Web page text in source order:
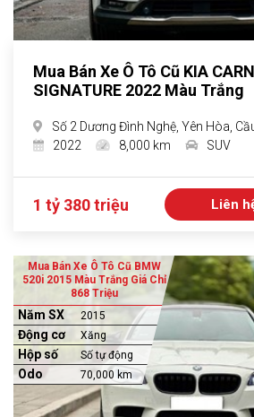
Mua Bán Xe Ô Tô Cũ KIA
SIGNATURE 2022 Màu Trắng
Số 2 Dương Đình Nghệ, Yên Hòa,
2022
8,000 km SUV
1 tỷ 380 triệu Liên
Mua Bán Xe Ô Tô Cũ BMW
520i 2015 Màu Trắng Giá Chỉ
868 Triệu
Năm SX 2015
Động cơ Xăng
Hộp số Số tự động
Odo 70,000 km